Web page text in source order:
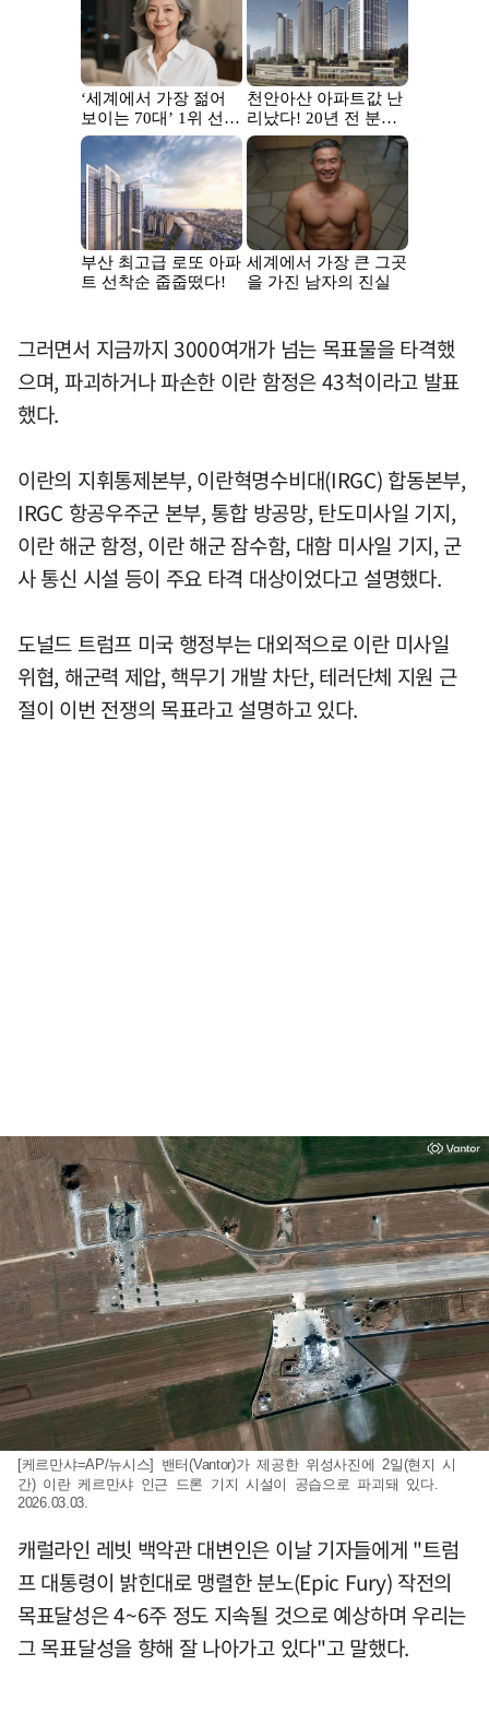
그러면서 지금까지 3000여개가 넘는 목표물을 타격했
으며, 파괴하거나 파손한 이란 함정은 43척이라고 발표
했다.
이란의 지휘통제본부, 이란혁명수비대(IRGC) 합동본부,
IRGC 항공우주군 본부, 통합 방공망, 탄도미사일 기지,
이란 해군 함정, 이란 해군 잠수함, 대함 미사일 기지, 군
사 통신 시설 등이 주요 타격 대상이었다고 설명했다.
도널드 트럼프 미국 행정부는 대외적으로 이란 미사일
위협, 해군력 제압, 핵무기 개발 차단, 테러단체 지원 근
절이 이번 전쟁의 목표라고 설명하고 있다.
[케르만샤=AP/뉴시스] 밴터(Vantor)가 제공한 위성사진에 2일(현지 시
간) 이란 케르만샤 인근 드론 기지 시설이 공습으로 파괴돼 있다.
2026.03.03.
캐럴라인 레빗 백악관 대변인은 이날 기자들에게 "트럼
프 대통령이 밝힌대로 맹렬한 분노(Epic Fury) 작전의
목표달성은 4~6주 정도 지속될 것으로 예상하며 우리는
그 목표달성을 향해 잘 나아가고 있다"고 말했다.